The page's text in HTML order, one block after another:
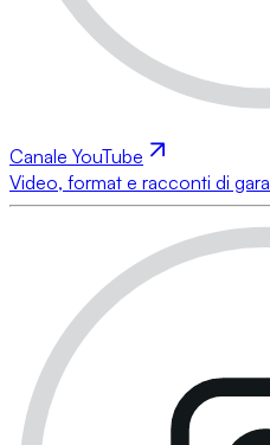
Canale YouTube
Video, format e racconti di gara